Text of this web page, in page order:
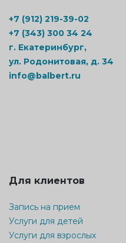
+7 (912) 219-39-02
+7 (343) 300 34 24
г. Екатеринбург,
ул. Родонитовая, д. 34
info@balbert.ru
Для клиентов
Запись на прием
Услуги для детей
Услуги для взрослых